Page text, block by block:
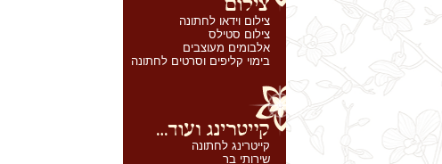
צילום וידאו לחתונה
צילום סטילס
אלבומים מעוצבים
בימוי קליפים וסרטים לחתונה
קייטרינג לחתונה
שירותי בר